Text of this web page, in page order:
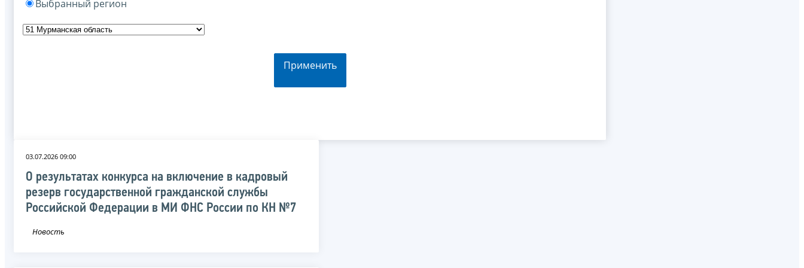
Выбранный регион
Применить
03.07.2026 09:00
О результатах конкурса на включение в кадровый
резерв государственной гражданской службы
Российской Федерации в МИ ФНС России по КН №7
Новость